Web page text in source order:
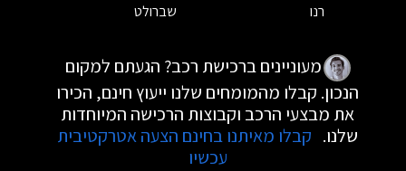
רנו
שברולט
מעוניינים ברכישת רכב? הגעתם למקום
הנכון. קבלו מהמומחים שלנו ייעוץ חינם, הכירו
את מבצעי הרכב וקבוצות הרכישה המיוחדות
שלנו. קבלו מאיתנו בחינם הצעה אטרקטיבית
עכשיו